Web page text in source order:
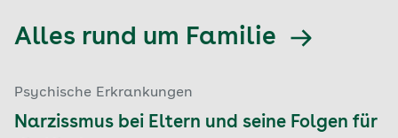
Alles rund um Familie
Psychische Erkrankungen
Narzissmus bei Eltern und seine Folgen für